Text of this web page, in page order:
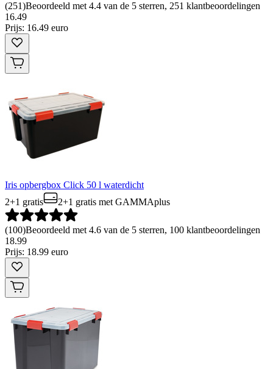
(251)Beoordeeld met 4.4 van de 5 sterren, 251 klantbeoordelingen
16.49
Prijs: 16.49 euro
Iris opbergbox Click 50 l waterdicht
2+1 gratis
2+1 gratis met GAMMAplus
(100)Beoordeeld met 4.6 van de 5 sterren, 100 klantbeoordelingen
18.99
Prijs: 18.99 euro